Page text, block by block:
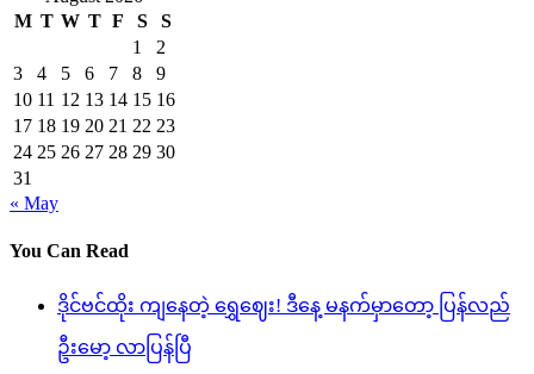
M T W T F S
S
1
2
3
4 5 6 7 8
9
10 11 12 13 14 15 16
17 18 19 20 21 22 23
24 25 26 27 28 29 30
31
« May
You Can Read
ဒိုင်ဗင်ထိုး ကျနေတဲ့ ရွှေဈေး! ဒီနေ့ မနက်မှာတော့ ပြန်လည်
ဦးမော့ လာပြန်ပြီ